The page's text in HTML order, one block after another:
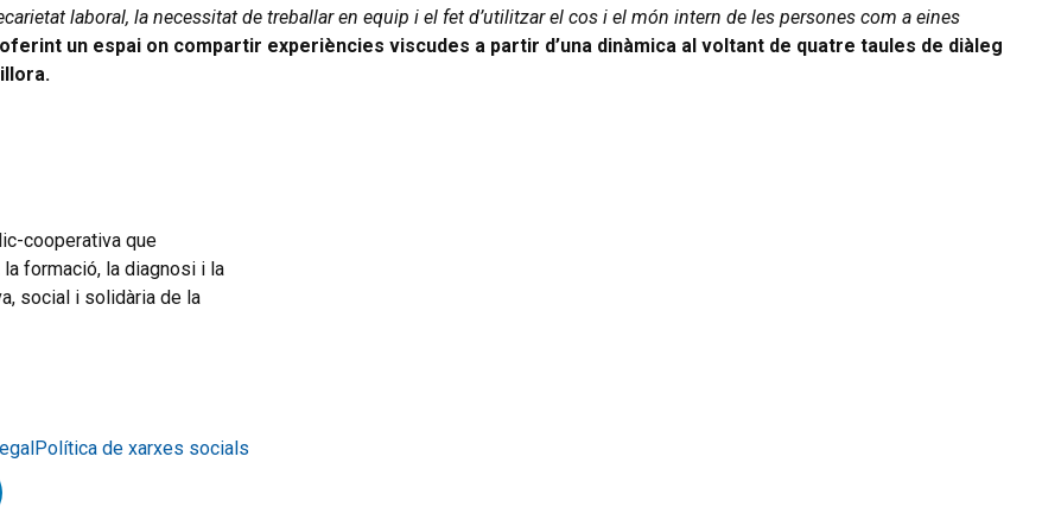
laboral, la necessitat de treballar en equip i el fet d’utilitzar el cos i el món intern de les persones com a eines
un espai on compartir experiències viscudes a partir d’una dinàmica al voltant de quatre taules de diàleg
cooperativa que
formació, la diagnosi i la
social i solidària de la
Política de xarxes socials